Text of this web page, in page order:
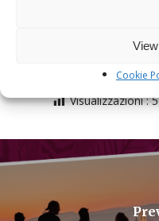
Cookie
Visualizzazioni :